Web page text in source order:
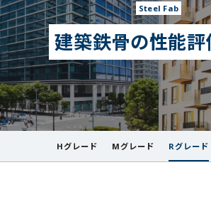
Steel Fab
建築鉄骨の性能
Hグレード Mグレード Rグレード